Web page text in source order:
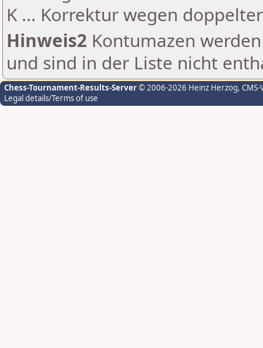
K ... Korrektur wegen
Hinweis2 Kontumazen
und sind in der Liste nicht
Chess-Tournament-Results-Server© 2006-2026 Heinz Herzog,
Legal details/Terms of use